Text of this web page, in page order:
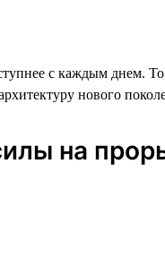
с каждым днем.
нового
на